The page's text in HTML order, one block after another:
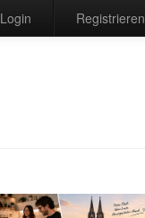
Login Registrieren